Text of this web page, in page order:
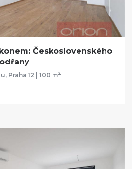
Československého
Praha 12 | 100 m2